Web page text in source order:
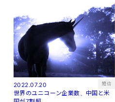
2022.07.20 短信
世界のユニコーン企業数、中国と米